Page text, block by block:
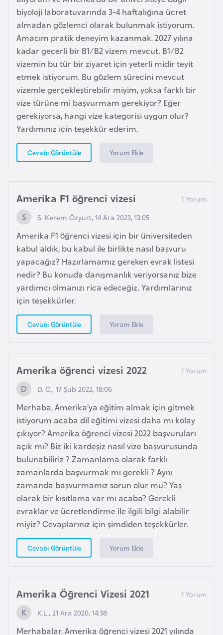
biyoloji laboratuvarında 3-4 haftalığına ücret
almadan gözlemci olarak bulunmak istiyorum.
Amacım pratik deneyim kazanmak. 2027 yılına
kadar geçerli bir B1/B2 vizem mevcut. B1/B2
vizemin bu tür bir ziyaret için yeterli midir teyit
etmek istiyorum. Bu gözlem sürecini mevcut
vizemle gerçekleştirebilir miyim, yoksa farklı bir
vize türüne mi başvurmam gerekiyor? Eğer
gerekiyorsa, hangi vize kategorisi uygun olur?
Yardımınız için teşekkür ederim.
Cevabı Görüntüle Yorum Ekle
Amerika F1 öğrenci vizesi
S. Kerem Özyurt, 14 Ara 2023, 13:05
Amerika F1 öğrenci vizesi için bir üniversiteden
kabul aldık, bu kabul ile birlikte nasıl başvuru
yapacağız? Hazırlamamız gereken evrak listesi
nedir? Bu konuda danışmanlık veriyorsanız bize
yardımcı olmanızı rica edeceğiz. Yardımlarınız
için teşekkürler.
Cevabı Görüntüle Yorum Ekle
Amerika öğrenci vizesi 2022
D. Ç., 17 Şub 2022, 18:06
Merhaba, Amerika’ya eğitim almak için gitmek
istiyorum acaba dil eğitimi vizesi daha mı kolay
çıkıyor? Amerika öğrenci vizesi 2022 başvuruları
açık mı? Biz iki kardeşiz nasıl vize başvurusunda
bulunabiliriz ? Zamanlama olarak farklı
zamanlarda başvurmak mı gerekli ? Aynı
zamanda başvurmamız sorun olur mu? Yaş
olarak bir kısıtlama var mı acaba? Gerekli
evraklar ve ücretlendirme ile ilgili bilgi alabilir
miyiz? Cevaplarınız için şimdiden teşekkürler.
Cevabı Görüntüle Yorum Ekle
Amerika Öğrenci Vizesi 2021
K.L., 21 Ara 2020, 14:38
Merhabalar, Amerika öğrenci vizesi 2021 yılında
r
a
k
İ
r
l
a
n
d
a
İ
p
a
n
y
a
İ
s
r
a
i
l
İ
s
v
e
İ
s
v
i
ç
r
e
İ
t
a
y
a